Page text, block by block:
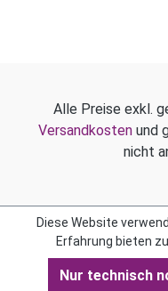
Alle Preise exkl.
Versandkosten und
nicht
Diese Website
Erfahrung bieten
Nur technisch